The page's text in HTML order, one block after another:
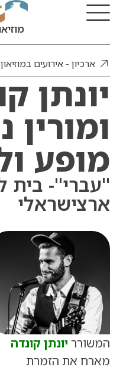
מוזיאון עין
- אירועים במוזיאון,עברי-
בית
יונתן קונדה
את הזמרת